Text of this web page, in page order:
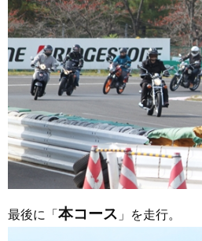
最後に「 本コース 」を走行。